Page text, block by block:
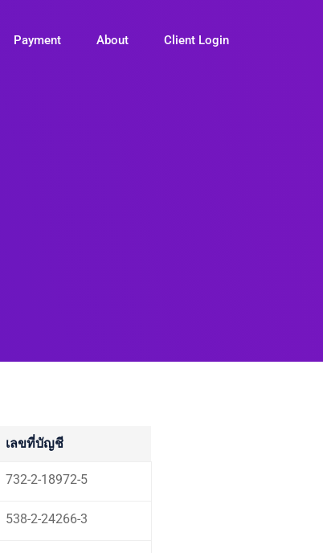
Payment About Client Login
เลขที่บัญชี
732-2-18972-5
538-2-24266-3